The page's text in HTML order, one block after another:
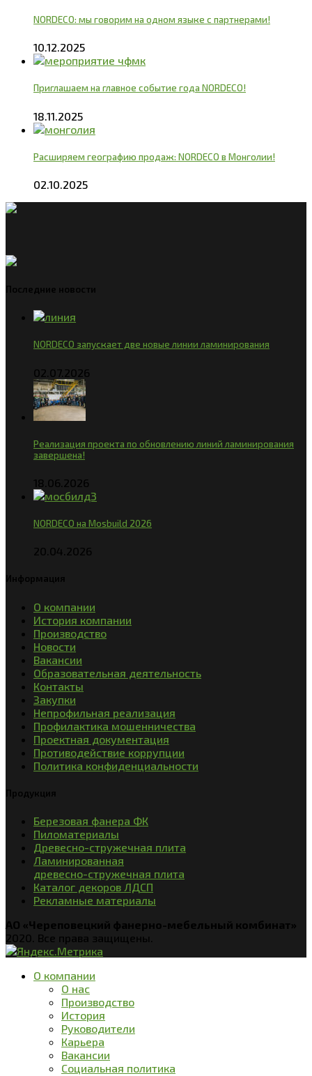
NORDECO: мы говорим на одном языке с партнерами!
10.12.2025
Приглашаем на главное событие года NORDECO!
18.11.2025
Расширяем географию продаж: NORDECO в Монголии!
02.10.2025
Последние новости
NORDECO запускает две новые линии ламинирования
02.07.2026
Реализация проекта по обновлению линий ламинирования
завершена!
18.06.2026
NORDECO на Mosbuild 2026
20.04.2026
Информация
О компании
История компании
Производство
Новости
Вакансии
Образовательная деятельность
Контакты
Закупки
Непрофильная реализация
Профилактика мошенничества
Проектная документация
Противодействие коррупции
Политика конфиденциальности
Продукция
Березовая фанера ФК
Пиломатериалы
Древесно-стружечная плита
Ламинированная
древесно-стружечная плита
Каталог декоров ЛДСП
Рекламные материалы
АО «Череповецкий фанерно-мебельный комбинат»
2020. Все права защищены.
О компании
О нас
Производство
История
Руководители
Карьера
Вакансии
Социальная политика